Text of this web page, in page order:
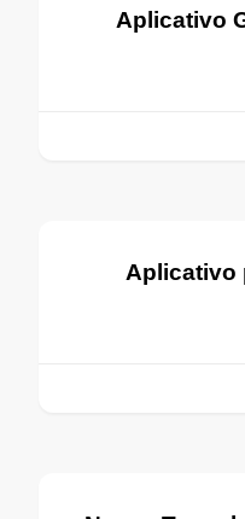
Aplicativo
Aplicativo